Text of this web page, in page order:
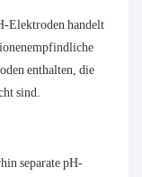
Elektroden handelt
enthalten, die
sind.
separate pH-